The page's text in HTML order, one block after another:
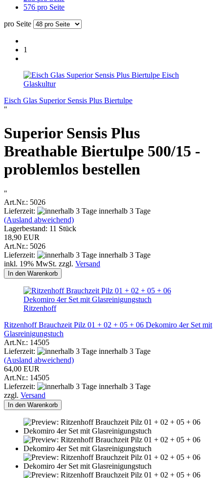
576 pro Seite
pro Seite
1
Eisch
Glaskultur
Eisch Glas Superior Sensis Plus Biertulpe
"
Superior Sensis Plus
Breathable Biertulpe 500/15 -
problemlos bestellen
"
Art.Nr.: 5026
Lieferzeit:
innerhalb 3 Tage
(Ausland abweichend)
Lagerbestand: 11 Stück
18,90 EUR
Art.Nr.: 5026
Lieferzeit:
innerhalb 3 Tage
inkl. 19% MwSt. zzgl. Versand
In den Warenkorb
Ritzenhoff
Ritzenhoff Brauchzeit Pilz 01 + 02 + 05 + 06 Dekomiro 4er Set mit
Glasreinigungstuch
Art.Nr.: 14505
Lieferzeit:
innerhalb 3 Tage
(Ausland abweichend)
64,00 EUR
Art.Nr.: 14505
Lieferzeit:
innerhalb 3 Tage
zzgl. Versand
In den Warenkorb